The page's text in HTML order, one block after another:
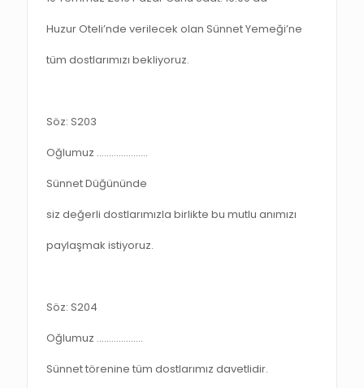
Huzur Oteli’nde verilecek olan Sünnet Yemeği’ne
tüm dostlarımızı bekliyoruz.
Söz: S203
Oğlumuz …………………
Sünnet Düğününde
siz değerli dostlarımızla birlikte bu mutlu anımızı
paylaşmak istiyoruz.
Söz: S204
Oğlumuz ……………….
Sünnet törenine tüm dostlarımız davetlidir.